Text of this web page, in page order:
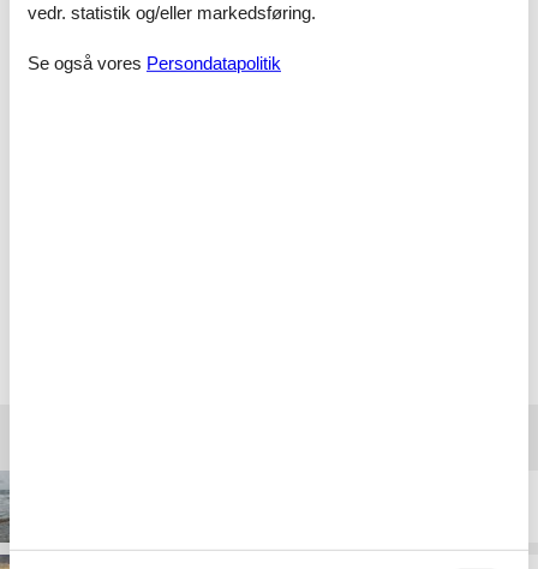
Super let at finde det rigtige sommerhus for os. Vi har
lejet et sommerhus gennem Feline.dk. Vi har jo ikke
vedr. statistik og/eller markedsføring.
Se også vores Persondatapolitik